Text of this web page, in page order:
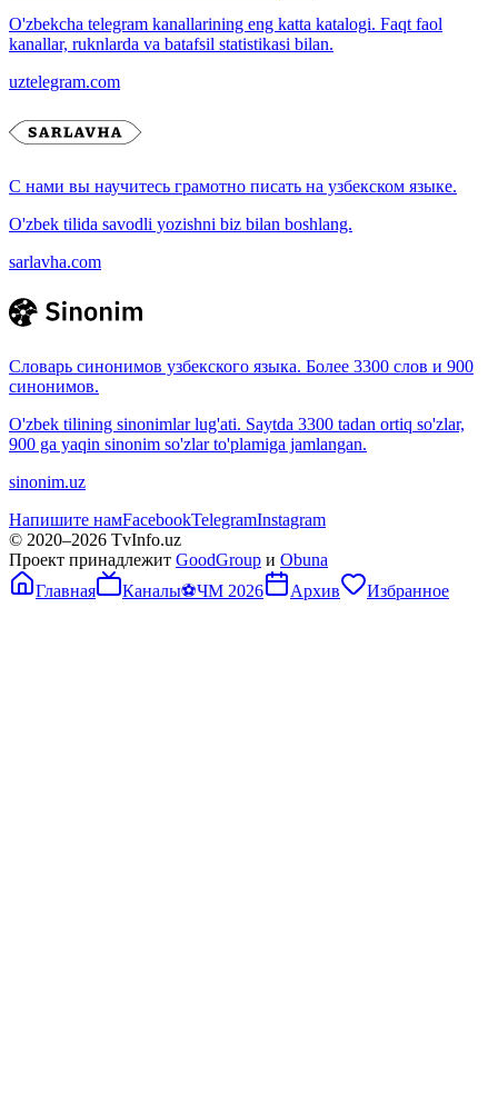
O'zbekcha telegram kanallarining eng katta katalogi. Faqt faol
kanallar, ruknlarda va batafsil statistikasi bilan.
uztelegram.com
С нами вы научитесь грамотно писать на узбекском языке.
O'zbek tilida savodli yozishni biz bilan boshlang.
sarlavha.com
Словарь синонимов узбекского языка. Более 3300 слов и 900
синонимов.
O'zbek tilining sinonimlar lug'ati. Saytda 3300 tadan ortiq so'zlar,
900 ga yaqin sinonim so'zlar to'plamiga jamlangan.
sinonim.uz
Напишите намFacebookTelegramInstagram
© 2020–2026 TvInfo.uz
Проект принадлежит GoodGroup и Obuna
Главная
Каналы⚽ЧМ 2026 Архив Избранное